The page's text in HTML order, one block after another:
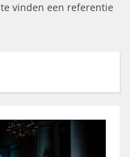
vinden een referentie